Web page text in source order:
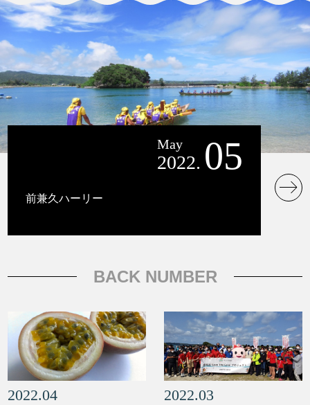
May
2022. 05
前兼久ハーリー
BACK NUMBER
2022.04 2022.03